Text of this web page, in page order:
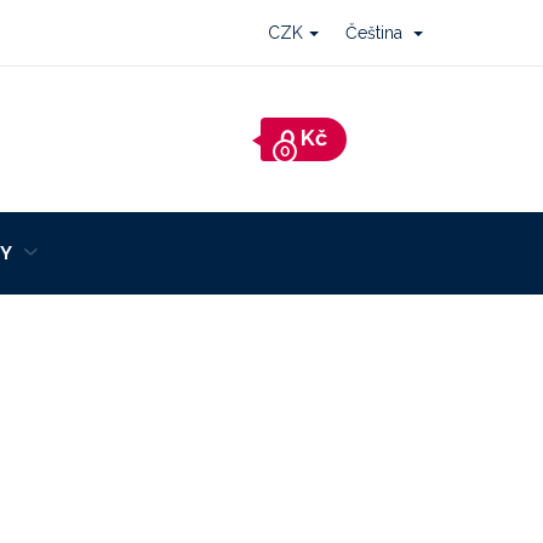
CZK Čeština
Nákupní
košík